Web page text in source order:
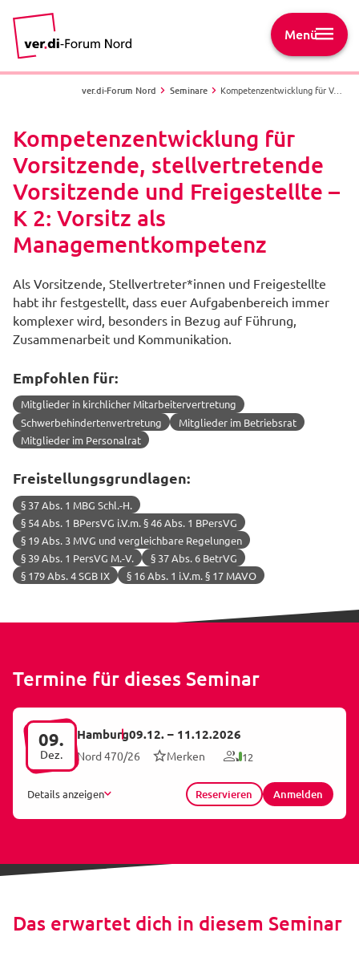
Menü
ver.di-Forum Nord Seminare Kompetenzentwicklung für Vorsitzende, stellvertretende Vorsitzende und Freigestellte – K 2: Vorsitz als Managementkompetenz
Kompetenzentwicklung für
Vorsitzende, stellvertretende
Vorsitzende und Freigestellte –
K 2: Vorsitz als
Managementkompetenz
Als Vorsitzende, Stellvertreter*innen und Freigestellte
habt ihr festgestellt, dass euer Aufgabenbereich immer
komplexer wird, besonders in Bezug auf Führung,
Zusammenarbeit und Kommunikation.
Empfohlen für:
Mitglieder in kirchlicher Mitarbeitervertretung
Schwerbehindertenvertretung
Mitglieder im Betriebsrat
Mitglieder im Personalrat
Freistellungsgrundlagen:
§ 37 Abs. 1 MBG Schl.-H.
§ 54 Abs. 1 BPersVG i.V.m. § 46 Abs. 1 BPersVG
§ 19 Abs. 3 MVG und vergleichbare Regelungen
§ 39 Abs. 1 PersVG M.-V.
§ 37 Abs. 6 BetrVG
§ 179 Abs. 4 SGB IX
§ 16 Abs. 1 i.V.m. § 17 MAVO
Termine für dieses Seminar
09.
Dez.
Hamburg09.12.– 11.12.2026
Nord 470/26 Merken 12
Reservieren Anmelden
Details anzeigen
Das erwartet dich in diesem Seminar